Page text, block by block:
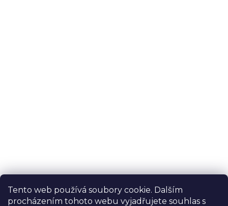
Tento web používá soubory cookie. Dalším
procházením tohoto webu vyjadřujete souhlas s